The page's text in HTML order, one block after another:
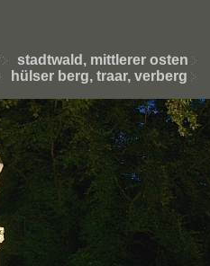
stadtwald, mittlerer osten
hülser berg, traar, verberg